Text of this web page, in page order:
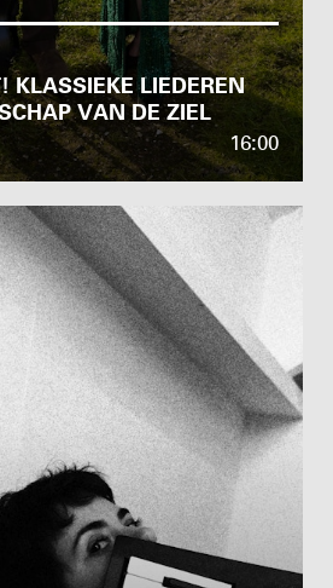
KLASSIEKE LIEDEREN
VAN DE ZIEL
16:00